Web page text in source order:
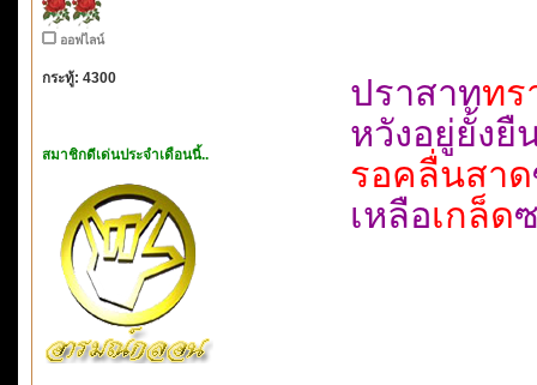
ออฟไลน์
กระทู้: 4300
สมาชิกดีเด่นประจำเดือนนี้..
ปราสาททร
หวังอยู่ยั้
รอคลื่นสาด
เหลือเกล็ด